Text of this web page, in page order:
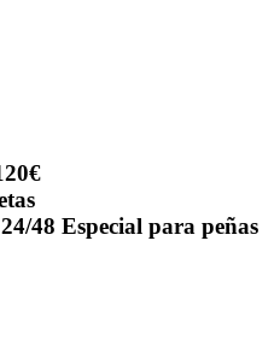
48 Especial para peñas